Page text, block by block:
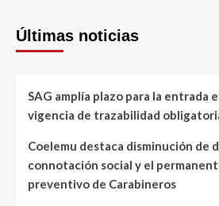
Últimas noticias
SAG amplía plazo para la entrada
vigencia de trazabilidad
Coelemu destaca disminución de
connotación social y el
preventivo de Carabineros